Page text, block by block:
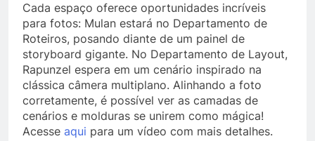
Cada espaço oferece oportunidades incríveis
para fotos: Mulan estará no Departamento de
Roteiros, posando diante de um painel de
storyboard gigante. No Departamento de Layout,
Rapunzel espera em um cenário inspirado na
clássica câmera multiplano. Alinhando a foto
corretamente, é possível ver as camadas de
cenários e molduras se unirem como mágica!
Acesse aqui para um vídeo com mais detalhes.